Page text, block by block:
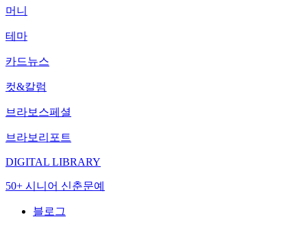
머니
테마
카드뉴스
컷&칼럼
브라보스페셜
브라보리포트
DIGITAL LIBRARY
50+ 시니어 신춘문예
블로그